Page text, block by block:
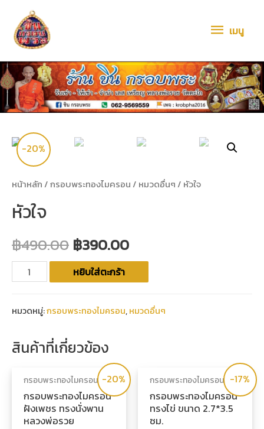
เมนู
-20%
หน้าหลัก /กรอบพระทองไมครอน / หมวดอื่นๆ / หัวใจ
หัวใจ
฿490.00 ฿390.00
หยิบใส่ตะกร้า
หมวดหมู่:กรอบพระทองไมครอน,หมวดอื่นๆ
สินค้าที่เกี่ยวข้อง
-20%
กรอบพระทองไมครอน
กรอบพระทองไมครอน
ฝังเพชร ทรงนั่งพาน
หลวงพ่อรวย
-17%
กรอบพระทองไมครอน
กรอบพระทองไมครอน
ทรงไข่ ขนาด 2.7*3.5
ซม.